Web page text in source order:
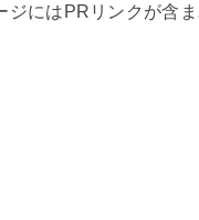
ジにはPRリンクが含ま